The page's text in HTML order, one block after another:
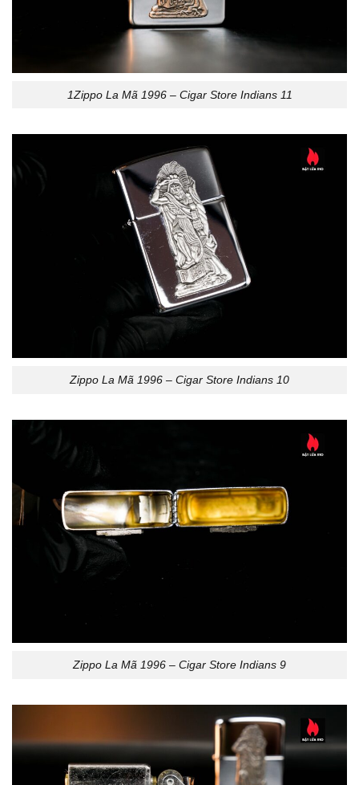
1Zippo La Mã 1996 – Cigar Store Indians 11
Zippo La Mã 1996 – Cigar Store Indians 10
Zippo La Mã 1996 – Cigar Store Indians 9